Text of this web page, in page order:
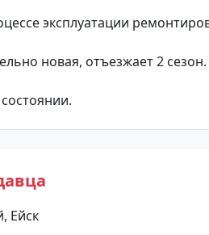
эксплуатации
новая, отъезжает 2 сезон.
Ейск